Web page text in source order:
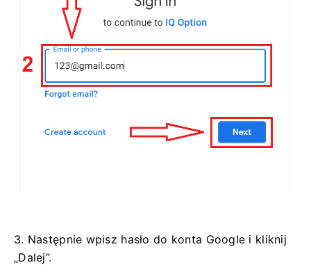
3. Następnie wpisz hasło do konta Google i kliknij
„Dalej”.